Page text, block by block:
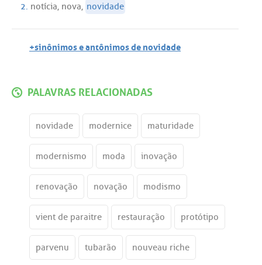
2. notícia, nova, novidade
+sinônimos e antônimos de novidade
PALAVRAS RELACIONADAS
novidade modernice maturidade
modernismo moda inovação
renovação novação modismo
vient de paraitre restauração protótipo
parvenu tubarão nouveau riche